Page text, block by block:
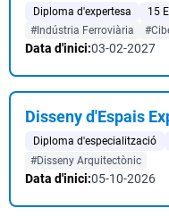
Diploma d'expertesa 15
#Indústria Ferroviària
Data d'inici:03-02-2027
Disseny d'Espais
Diploma d'especialització
#Disseny Arquitectònic
Data d'inici:05-10-2026